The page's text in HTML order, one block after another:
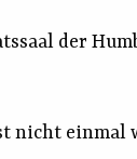
der
nicht einmal